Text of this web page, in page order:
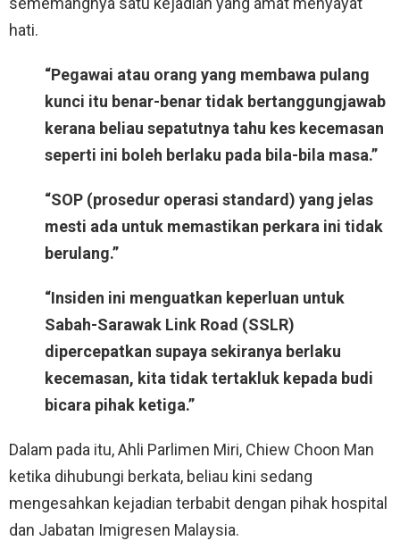
hati.
“Pegawai atau orang yang membawa pulang
kunci itu benar-benar tidak bertanggungjawab
kerana beliau sepatutnya tahu kes kecemasan
seperti ini boleh berlaku pada bila-bila masa.”
“SOP (prosedur operasi standard) yang jelas
mesti ada untuk memastikan perkara ini tidak
berulang.”
“Insiden ini menguatkan keperluan untuk
Sabah-Sarawak Link Road (SSLR)
dipercepatkan supaya sekiranya berlaku
kecemasan, kita tidak tertakluk kepada budi
bicara pihak ketiga.”
Dalam pada itu, Ahli Parlimen Miri, Chiew Choon Man
ketika dihubungi berkata, beliau kini sedang
mengesahkan kejadian terbabit dengan pihak hospital
dan Jabatan Imigresen Malaysia.